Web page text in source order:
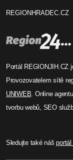
REGIONHRADEC.CZ
Portál REGIONJIH.CZ
Provozovatelem sítě
UNIWEB . Online
tvorbu webů, SEO
Sledujte také náš